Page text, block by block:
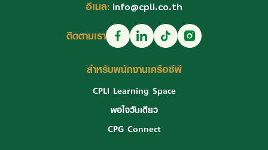
อีเมล: info@cpli.co.th
ติดตามเรา
สำหรับพนักงานเครือซีพี
CPLI Learning Space
พอใจวันเดียว
CPG Connect